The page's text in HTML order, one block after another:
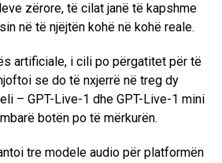
zërore, të cilat janë të kapshme
në të njëjtën kohë në kohë reale.
artificiale, i cili po përgatitet për të
se do të nxjerrë në treg dy
– GPT-Live-1 dhe GPT-Live-1 mini
botën po të mërkurën.
tre modele audio për platformën